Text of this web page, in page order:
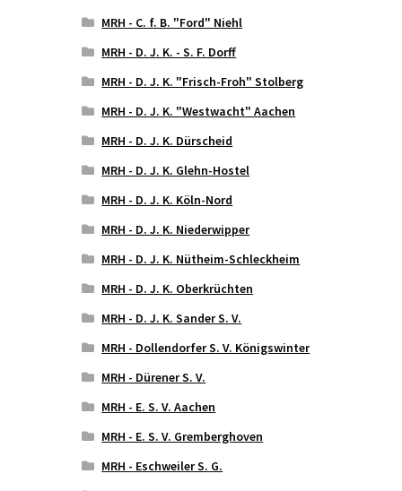
MRH - C. f. B. "Ford" Niehl
MRH - D. J. K. - S. F. Dorff
MRH - D. J. K. "Frisch-Froh" Stolberg
MRH - D. J. K. "Westwacht" Aachen
MRH - D. J. K. Dürscheid
MRH - D. J. K. Glehn-Hostel
MRH - D. J. K. Köln-Nord
MRH - D. J. K. Niederwipper
MRH - D. J. K. Nütheim-Schleckheim
MRH - D. J. K. Oberkrüchten
MRH - D. J. K. Sander S. V.
MRH - Dollendorfer S. V. Königswinter
MRH - Dürener S. V.
MRH - E. S. V. Aachen
MRH - E. S. V. Gremberghoven
MRH - Eschweiler S. G.